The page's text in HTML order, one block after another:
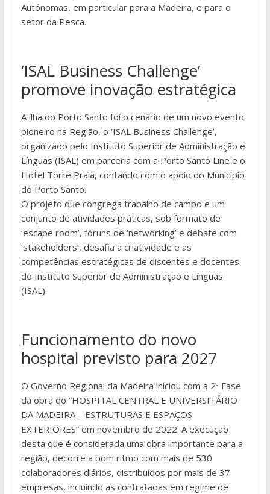
Autónomas, em particular para a Madeira, e para o
setor da Pesca.
‘ISAL Business Challenge’
promove inovação estratégica
A ilha do Porto Santo foi o cenário de um novo evento
pioneiro na Região, o ‘ISAL Business Challenge’,
organizado pelo Instituto Superior de Administração e
Línguas (ISAL) em parceria com a Porto Santo Line e o
Hotel Torre Praia, contando com o apoio do Município
do Porto Santo.
O projeto que congrega trabalho de campo e um
conjunto de atividades práticas, sob formato de
‘escape room’, fóruns de ‘networking’ e debate com
‘stakeholders’, desafia a criatividade e as
competências estratégicas de discentes e docentes
do Instituto Superior de Administração e Línguas
(ISAL).
Funcionamento do novo
hospital previsto para 2027
O Governo Regional da Madeira iniciou com a 2ª Fase
da obra do “HOSPITAL CENTRAL E UNIVERSITÁRIO
DA MADEIRA – ESTRUTURAS E ESPAÇOS
EXTERIORES” em novembro de 2022. A execução
desta que é considerada uma obra importante para a
região, decorre a bom ritmo com mais de 530
colaboradores diários, distribuídos por mais de 37
empresas, incluindo as contratadas em regime de